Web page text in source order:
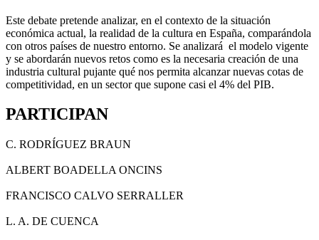
Este debate pretende analizar, en el contexto de la situación
económica actual, la realidad de la cultura en España, comparándola
con otros países de nuestro entorno. Se analizará el modelo vigente
y se abordarán nuevos retos como es la necesaria creación de una
industria cultural pujante qué nos permita alcanzar nuevas cotas de
competitividad, en un sector que supone casi el 4% del PIB.
PARTICIPAN
C. RODRÍGUEZ BRAUN
ALBERT BOADELLA ONCINS
FRANCISCO CALVO SERRALLER
L. A. DE CUENCA